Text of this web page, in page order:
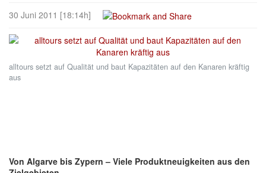
30 Juni 2011 [18:14h]
alltours setzt auf Qualität und baut Kapazitäten auf den Kanaren kräftig
aus
Von Algarve bis Zypern – Viele Produktneuigkeiten aus den